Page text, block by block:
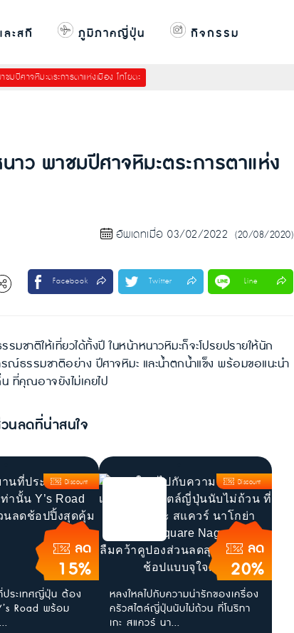
ะสกี ภูมิภาคญี่ปุ่น กิจกรรม
มปีศาจหิมะตระการตาแห่งเมือง โทโยตะ
าว พาชมปีศาจหิมะตระการตาแห่ง
อัพเดทเมื่อ 03/02/2022 (20/08/2020)
Facebook Twitter Line
มชาติให้เที่ยวได้ทั้งปี ในหน้าหนาวหิมะก็จะโปรยปรายให้นัก
ธรรมชาติอย่าง ปีศาจหิมะ และน้ำตกน้ำแข็ง พร้อมขอแนะนำ
ที่คุณอาจยังไม่เคยไป
นลดที่น่าสนใจ
ลด
15%
Discount
ระเทศญี่ปุ่น ต้อง
Road พร้อม
ลด
20%
Discount
หลงใหลไปกับความน่ารักของเครื่อง
ครัวสไตล์ญี่ปุ่นนับไม่ถ้วน ที่โนริทา
เกะ สแควร์ นา...